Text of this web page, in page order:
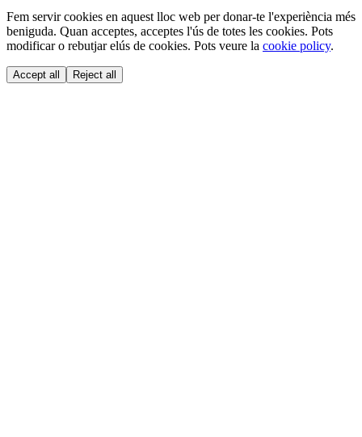
Fem servir cookies en aquest lloc web per donar-te l'experiència més
beniguda. Quan acceptes, acceptes l'ús de totes les cookies. Pots
modificar o rebutjar elús de cookies. Pots veure la cookie policy.
Accept all Reject all